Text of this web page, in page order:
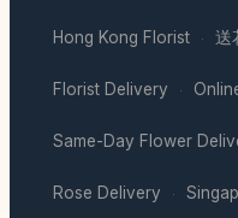
Hong Kong Florist · 送
Florist Delivery ·
Same-Day Flower
Rose Delivery ·